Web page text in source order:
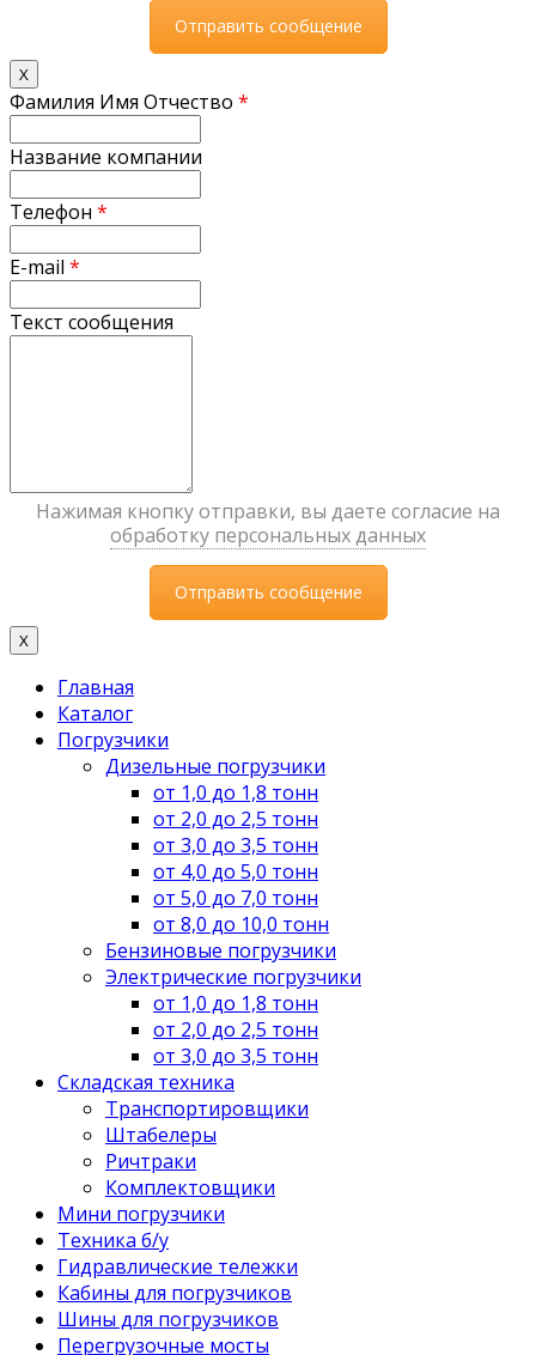
X
Фамилия Имя Отчество *
Название компании
Телефон *
E-mail *
Текст сообщения
Нажимая кнопку отправки, вы даете согласие на
обработку персональных данных
X
Главная
Каталог
Погрузчики
Дизельные погрузчики
от 1,0 до 1,8 тонн
от 2,0 до 2,5 тонн
от 3,0 до 3,5 тонн
от 4,0 до 5,0 тонн
от 5,0 до 7,0 тонн
от 8,0 до 10,0 тонн
Бензиновые погрузчики
Электрические погрузчики
от 1,0 до 1,8 тонн
от 2,0 до 2,5 тонн
от 3,0 до 3,5 тонн
Складская техника
Транспортировщики
Штабелеры
Ричтраки
Комплектовщики
Мини погрузчики
Техника б/у
Гидравлические тележки
Кабины для погрузчиков
Шины для погрузчиков
Перегрузочные мосты